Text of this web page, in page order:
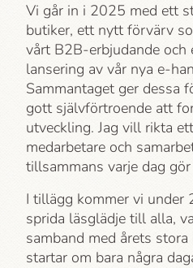
Vi går in i 2025 med ett
butiker, ett nytt förvärv
vårt B2B-erbjudande och
lansering av vår nya e-
Sammantaget ger dessa
gott självförtroende att
utveckling. Jag vill rikta
medarbetare och
tillsammans varje dag
I tillägg kommer vi
sprida läsglädje till alla,
samband med årets
startar om bara några